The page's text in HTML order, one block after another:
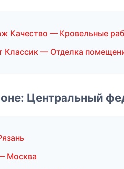
Качество — Кровельные
Классик — Отделка
Центральный
Москва